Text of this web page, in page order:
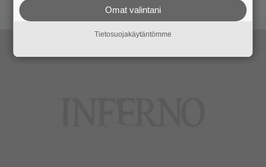
Omat valintani
Tietosuojakäytäntömme